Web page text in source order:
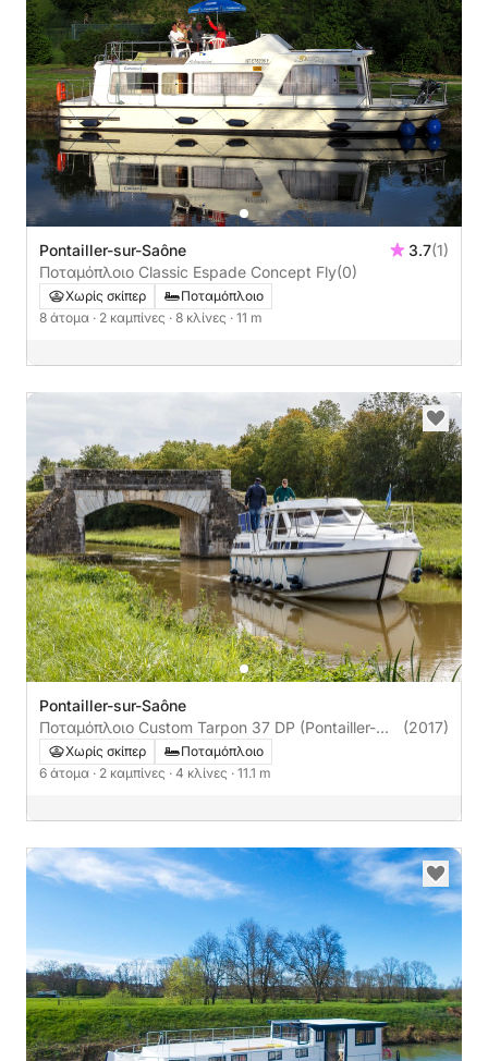
Pontailler-sur-Saône 3.7(1)
Ποταμόπλοιο Classic Espade Concept Fly(0)
Χωρίς σκίπερ
Ποταμόπλοιο
8 άτομα · 2 καμπίνες · 8 κλίνες · 11 m
Pontailler-sur-Saône
Ποταμόπλοιο Custom Tarpon 37 DP (Pontailler-
Sur-Saône) 50ch
(2017)
Χωρίς σκίπερ
Ποταμόπλοιο
6 άτομα · 2 καμπίνες · 4 κλίνες · 11.1 m